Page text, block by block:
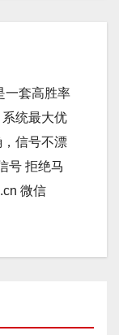
一套高胜率
统最大优
信号不漂
号 拒绝马
微信